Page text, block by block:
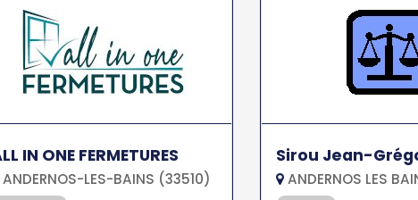
IN ONE FERMETURES
LES-BAINS (33510)
Sirou Jean-
ANDERNOS LES